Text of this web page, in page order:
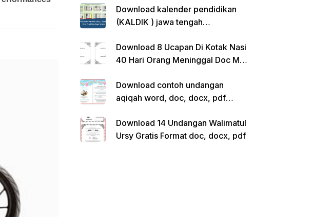
Download kalender pendidikan
(KALDIK ) jawa tengah
Download 8 Ucapan Di Kotak Nasi
40 Hari Orang Meninggal Doc Ms.
Download contoh undangan
aqiqah word, doc, docx, pdf
Download 14 Undangan Walimatul
Ursy Gratis Format doc, docx, pdf